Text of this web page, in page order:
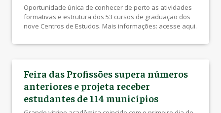
Oportunidade única de conhecer de perto as atividades
formativas e estrutura dos 53 cursos de graduação dos
nove Centros de Estudos. Mais informações: acesse aqui.
Feira das Profissões supera números
anteriores e projeta receber
estudantes de 114 municípios